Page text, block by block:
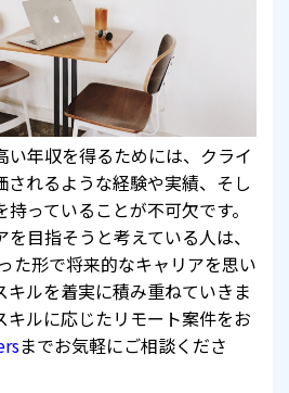
年収を得るためには、クライ
されるような経験や実績、そし
っていることが不可欠です。
目指そうと考えている人は、
た形で将来的なキャリアを思い
ルを着実に積み重ねていきま
キルに応じたリモート案件をお
までお気軽にご相談くださ